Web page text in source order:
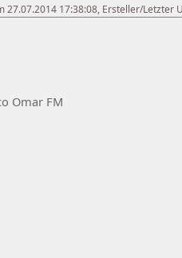
17:38:08, Ersteller/Letzter
Omar FM